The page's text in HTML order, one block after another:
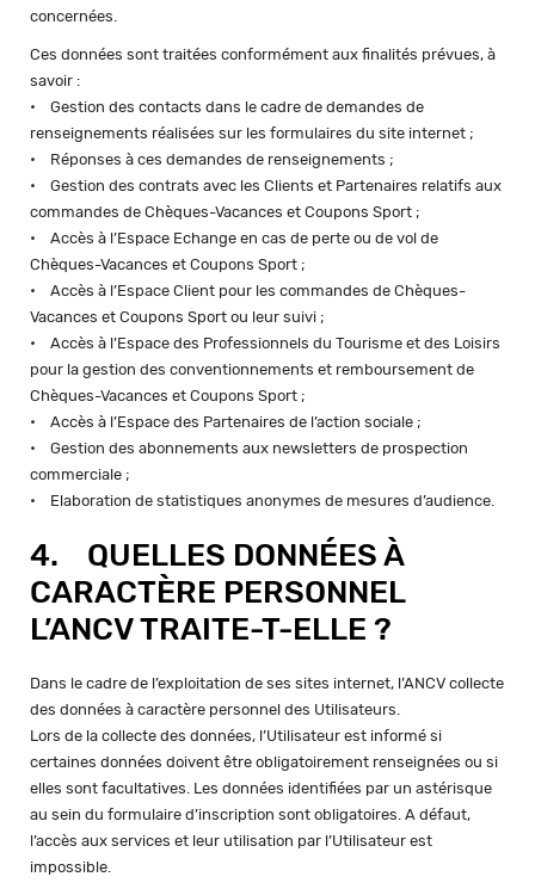
concernées.
Ces données sont traitées conformément aux finalités prévues, à
savoir :
• Gestion des contacts dans le cadre de demandes de
renseignements réalisées sur les formulaires du site internet ;
• Réponses à ces demandes de renseignements ;
• Gestion des contrats avec les Clients et Partenaires relatifs aux
commandes de Chèques-Vacances et Coupons Sport ;
• Accès à l’Espace Echange en cas de perte ou de vol de
Chèques-Vacances et Coupons Sport ;
• Accès à l’Espace Client pour les commandes de Chèques-
Vacances et Coupons Sport ou leur suivi ;
• Accès à l’Espace des Professionnels du Tourisme et des Loisirs
pour la gestion des conventionnements et remboursement de
Chèques-Vacances et Coupons Sport ;
• Accès à l’Espace des Partenaires de l’action sociale ;
• Gestion des abonnements aux newsletters de prospection
commerciale ;
• Elaboration de statistiques anonymes de mesures d’audience.
4. QUELLES DONNÉES À
CARACTÈRE PERSONNEL
L’ANCV TRAITE-T-ELLE ?
Dans le cadre de l’exploitation de ses sites internet, l’ANCV collecte
des données à caractère personnel des Utilisateurs.
Lors de la collecte des données, l’Utilisateur est informé si
certaines données doivent être obligatoirement renseignées ou si
elles sont facultatives. Les données identifiées par un astérisque
au sein du formulaire d’inscription sont obligatoires. A défaut,
l’accès aux services et leur utilisation par l’Utilisateur est
impossible.